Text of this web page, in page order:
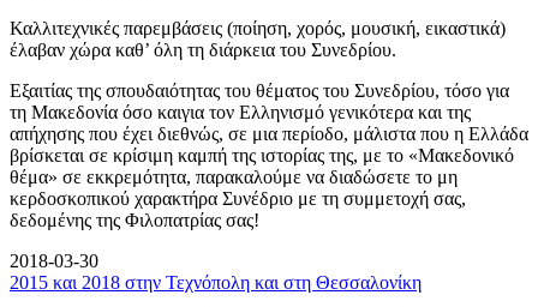
Καλλιτεχνικές παρεμβάσεις (ποίηση, χορός, μουσική, εικαστικά)
έλαβαν χώρα καθ’ όλη τη διάρκεια του Συνεδρίου.
Εξαιτίας της σπουδαιότητας του θέματος του Συνεδρίου, τόσο για
τη Μακεδονία όσο καιγια τον Ελληνισμό γενικότερα και της
απήχησης που έχει διεθνώς, σε μια περίοδο, μάλιστα που η Ελλάδα
βρίσκεται σε κρίσιμη καμπή της ιστορίας της, με το «Μακεδονικό
θέμα» σε εκκρεμότητα, παρακαλούμε να διαδώσετε το μη
κερδοσκοπικού χαρακτήρα Συνέδριο με τη συμμετοχή σας,
δεδομένης της Φιλοπατρίας σας!
2018-03-30
2015 και 2018 στην Τεχνόπολη και στη Θεσσαλονίκη